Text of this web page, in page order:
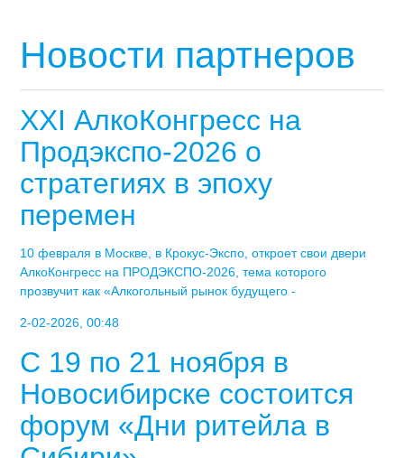
Новости партнеров
XXI АлкоКонгресс на
Продэкспо-2026 о
стратегиях в эпоху
перемен
10 февраля в Москве, в Крокус-Экспо, откроет свои двери
АлкоКонгресс на ПРОДЭКСПО-2026, тема которого
прозвучит как «Алкогольный рынок будущего -
2-02-2026, 00:48
С 19 по 21 ноября в
Новосибирске состоится
форум «Дни ритейла в